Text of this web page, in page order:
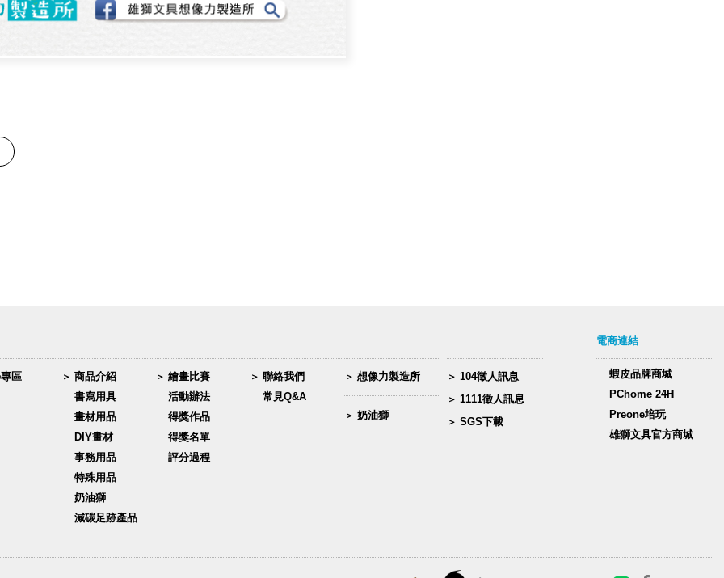
區
商品介紹
書寫用具
畫材用品
DIY畫材
事務用品
特殊用品
奶油獅
減碳足跡產品
繪畫比賽
活動辦法
得獎作品
得獎名單
評分過程
聯絡我們
常見Q&A
想像力製造所
奶油獅
104徵人訊息
1111徵人訊息
SGS下載
電商連結
蝦皮品牌商城
PChome 24H
Preone培玩
雄獅文具官方商城